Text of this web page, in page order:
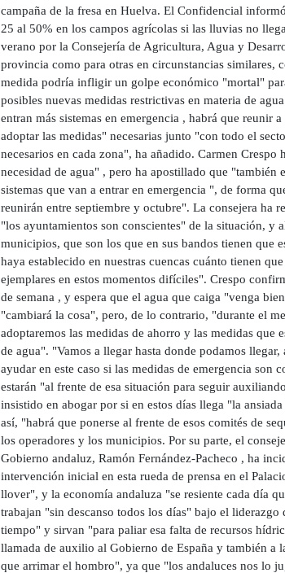
campaña de la fresa en Huelva. El Confidencial
25 al 50% en los campos agrícolas si las lluvias no
verano por la Consejería de Agricultura, Agua y
provincia como para otras en circunstancias similares,
medida podría infligir un golpe económico "mortal"
posibles nuevas medidas restrictivas en materia de
entran más sistemas en emergencia , habrá que reunir
adoptar las medidas" necesarias junto "con todo el
necesarios en cada zona", ha añadido. Carmen
necesidad de agua" , pero ha apostillado que
sistemas que van a entrar en emergencia ", de forma
reunirán entre septiembre y octubre". La consejera ha
"los ayuntamientos son conscientes" de la situación, y
municipios, que son los que en sus bandos tienen que
haya establecido en nuestras cuencas cuánto tienen
ejemplares en estos momentos difíciles". Crespo
de semana , y espera que el agua que caiga "venga
"cambiará la cosa", pero, de lo contrario, "durante el
adoptaremos las medidas de ahorro y las medidas que
de agua". "Vamos a llegar hasta donde podamos
ayudar en este caso si las medidas de emergencia son
estarán "al frente de esa situación para seguir
insistido en abogar por si en estos días llega "la
así, "habrá que ponerse al frente de esos comités de
los operadores y los municipios. Por su parte, el
Gobierno andaluz, Ramón Fernández-Pacheco , ha
intervención inicial en esta rueda de prensa en el
llover", y la economía andaluza "se resiente cada día
trabajan "sin descanso todos los días" bajo el
tiempo" y sirvan "para paliar esa falta de recursos
llamada de auxilio al Gobierno de España y también a
que arrimar el hombro", ya que "los andaluces nos lo